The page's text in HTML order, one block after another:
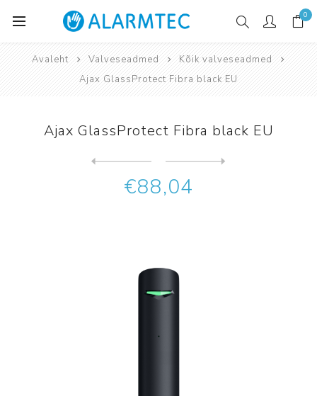
0
Avaleht Valveseadmed
Kõik valveseadmed
Ajax GlassProtect Fibra black EU
Ajax GlassProtect Fibra black EU
€88,04